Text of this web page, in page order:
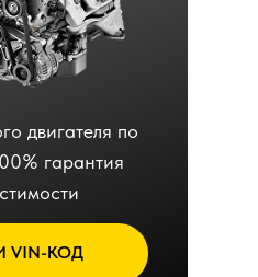
VIN-КОД
двигателя по
гарантия